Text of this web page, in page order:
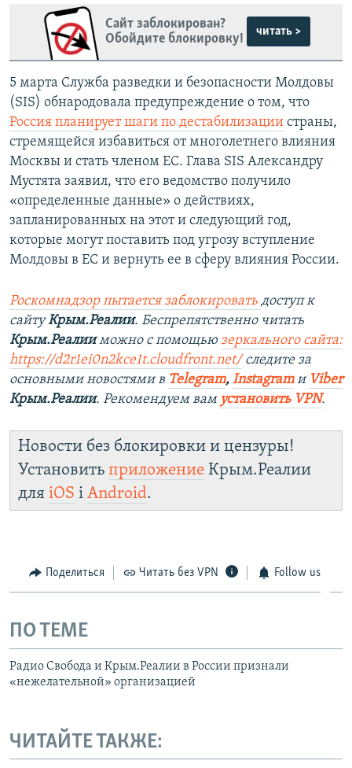
Сайт заблокирован?
Обойдите блокировку!
читать >
5 марта Служба разведки и безопасности Молдовы
(SIS) обнародовала предупреждение о том, что
Россия планирует шаги по дестабилизации страны,
стремящейся избавиться от многолетнего влияния
Москвы и стать членом ЕС. Глава SIS Александру
Мустята заявил, что его ведомство получило
«определенные данные» о действиях,
запланированных на этот и следующий год,
которые могут поставить под угрозу вступление
Молдовы в ЕС и вернуть ее в сферу влияния России.
Роскомнадзор пытается заблокировать доступ к
сайтуКрым.Реалии. Беспрепятственно читать
Крым.Реалииможно с помощью зеркального сайта:
https://d2r1ei0n2kce1t.cloudfront.net/следите за
основными новостями в Telegram, Instagramи Viber
Крым.Реалии. Рекомендуем вам установить VPN.
Новости без блокировки и цензуры!
Установить приложение Крым.Реалии
для iOS і Android.
Поделиться Читать без VPN Follow us
ПО ТЕМЕ
Радио Свобода и Крым.Реалии в России признали
«нежелательной» организацией
ЧИТАЙТЕ ТАКЖЕ: